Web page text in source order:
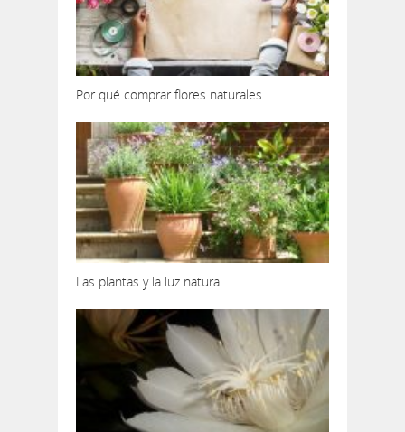
Por qué comprar flores naturales
Las plantas y la luz natural